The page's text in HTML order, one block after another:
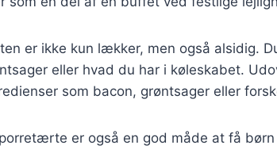
er ikke kun lækker, men også alsidig.
eller hvad du har i køleskabet.
som bacon, grøntsager eller
er også en god måde at få